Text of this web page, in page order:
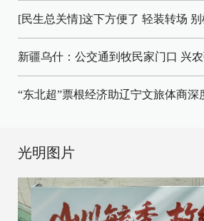
[民生总关情]这下方便了 轻装转场
新疆乌什：公交通到牧民家门口 兴
“东北超”票根经济助辽宁文旅体商深
光明图片